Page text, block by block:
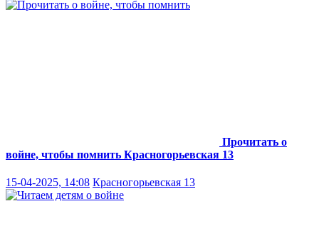
Прочитать о
войне, чтобы помнить Красногорьевская 13
15-04-2025, 14:08 Красногорьевская 13